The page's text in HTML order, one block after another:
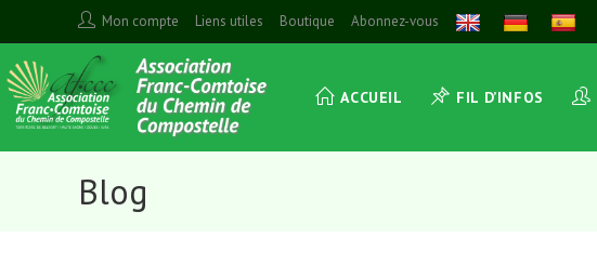
Mon compte Liens utiles Boutique Abonnez-vous
ACCUEIL FIL D’INFOS
Blog